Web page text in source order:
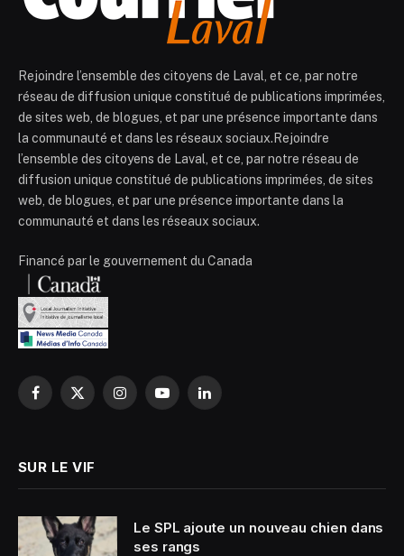
Rejoindre l’ensemble des citoyens de Laval, et ce, par notre
réseau de diffusion unique constitué de publications imprimées,
de sites web, de blogues, et par une présence importante dans
la communauté et dans les réseaux sociaux.Rejoindre
l’ensemble des citoyens de Laval, et ce, par notre réseau de
diffusion unique constitué de publications imprimées, de sites
web, de blogues, et par une présence importante dans la
communauté et dans les réseaux sociaux.
Financé par le gouvernement du Canada
Facebook
X
InstagramYouTubeLinkedIn
SUR LE VIF
Le SPL ajoute un nouveau chien dans
ses rangs